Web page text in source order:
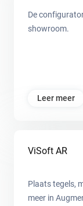
De
showroom.
Leer meer
ViSoft AR
Plaats tegels,
meer in